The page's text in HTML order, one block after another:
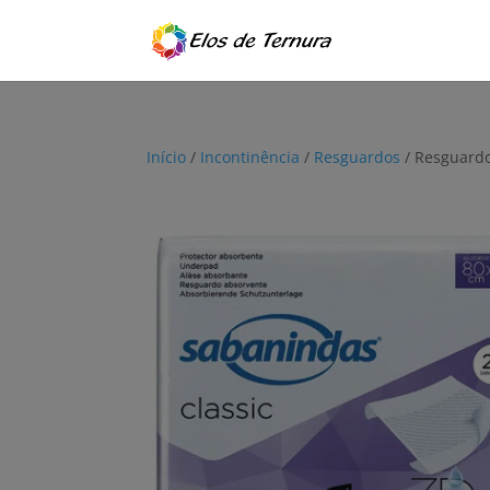
Início / Incontinência / Resguardos /